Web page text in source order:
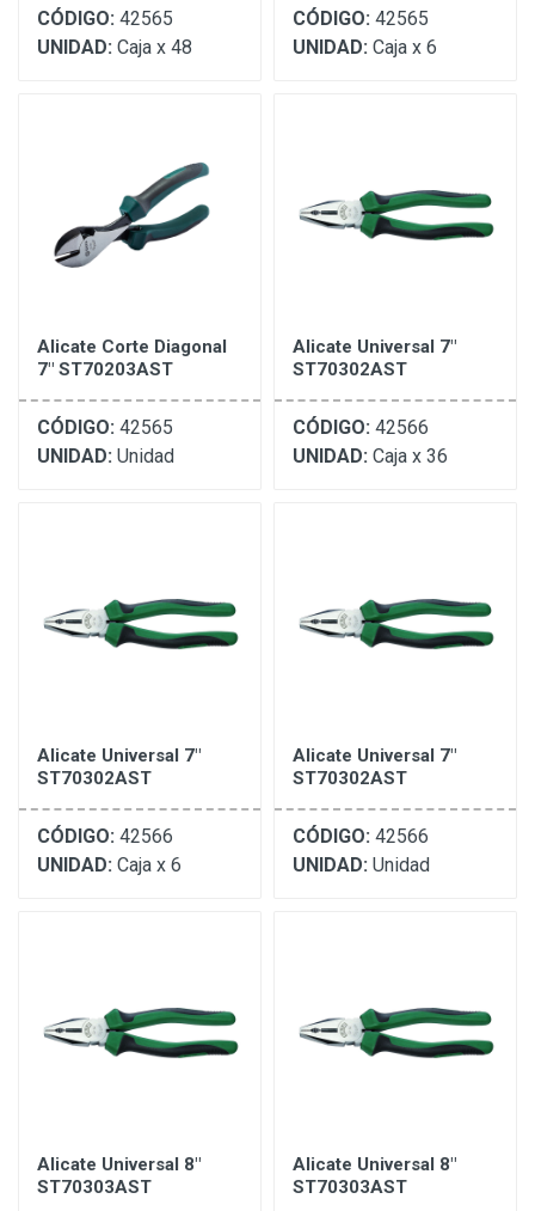
CÓDIGO: 42565
UNIDAD: Caja x 48
CÓDIGO: 42565
UNIDAD: Caja x 6
Alicate Corte Diagonal
7" ST70203AST
CÓDIGO: 42565
UNIDAD: Unidad
Alicate Universal 7"
ST70302AST
CÓDIGO: 42566
UNIDAD: Caja x 36
Alicate Universal 7"
ST70302AST
CÓDIGO: 42566
UNIDAD: Caja x 6
Alicate Universal 7"
ST70302AST
CÓDIGO: 42566
UNIDAD: Unidad
Alicate Universal 8"
ST70303AST
Alicate Universal 8"
ST70303AST